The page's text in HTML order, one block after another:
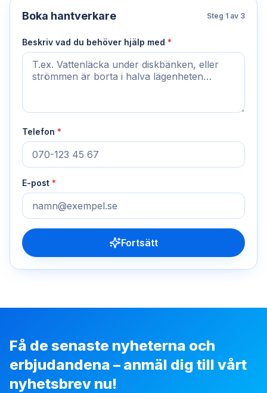
Boka hantverkare Steg 1 av 3
Beskriv vad du behöver hjälp med *
Telefon *
E-post *
Fortsätt
Få de senaste nyheterna och
erbjudandena – anmäl dig till vårt
nyhetsbrev nu!